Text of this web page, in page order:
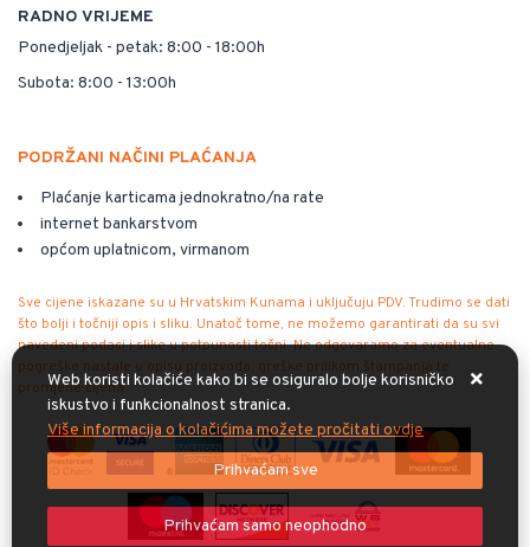
RADNO VRIJEME
Ponedjeljak - petak: 8:00 - 18:00h
Subota: 8:00 - 13:00h
PODRŽANI NAČINI PLAĆANJA
Plaćanje karticama jednokratno/na rate
internet bankarstvom
općom uplatnicom, virmanom
Sve cijene iskazane su u Hrvatskim Kunama i uključuju PDV. Trudimo se dati
što bolji i točniji opis i sliku. Unatoč tome, ne možemo garantirati da su svi
navedeni podaci i slike u potpunosti točni. Ne odgovaramo za eventualne
pogreške nastale u opisu proizvoda, greške prilikom štampanja te
promjene cijena.
Web koristi kolačiće kako bi se osiguralo bolje korisničko
iskustvo i funkcionalnost stranica.
Više informacija o kolačićima možete pročitati ovdje
Prihvaćam sve
Prihvaćam samo neophodno